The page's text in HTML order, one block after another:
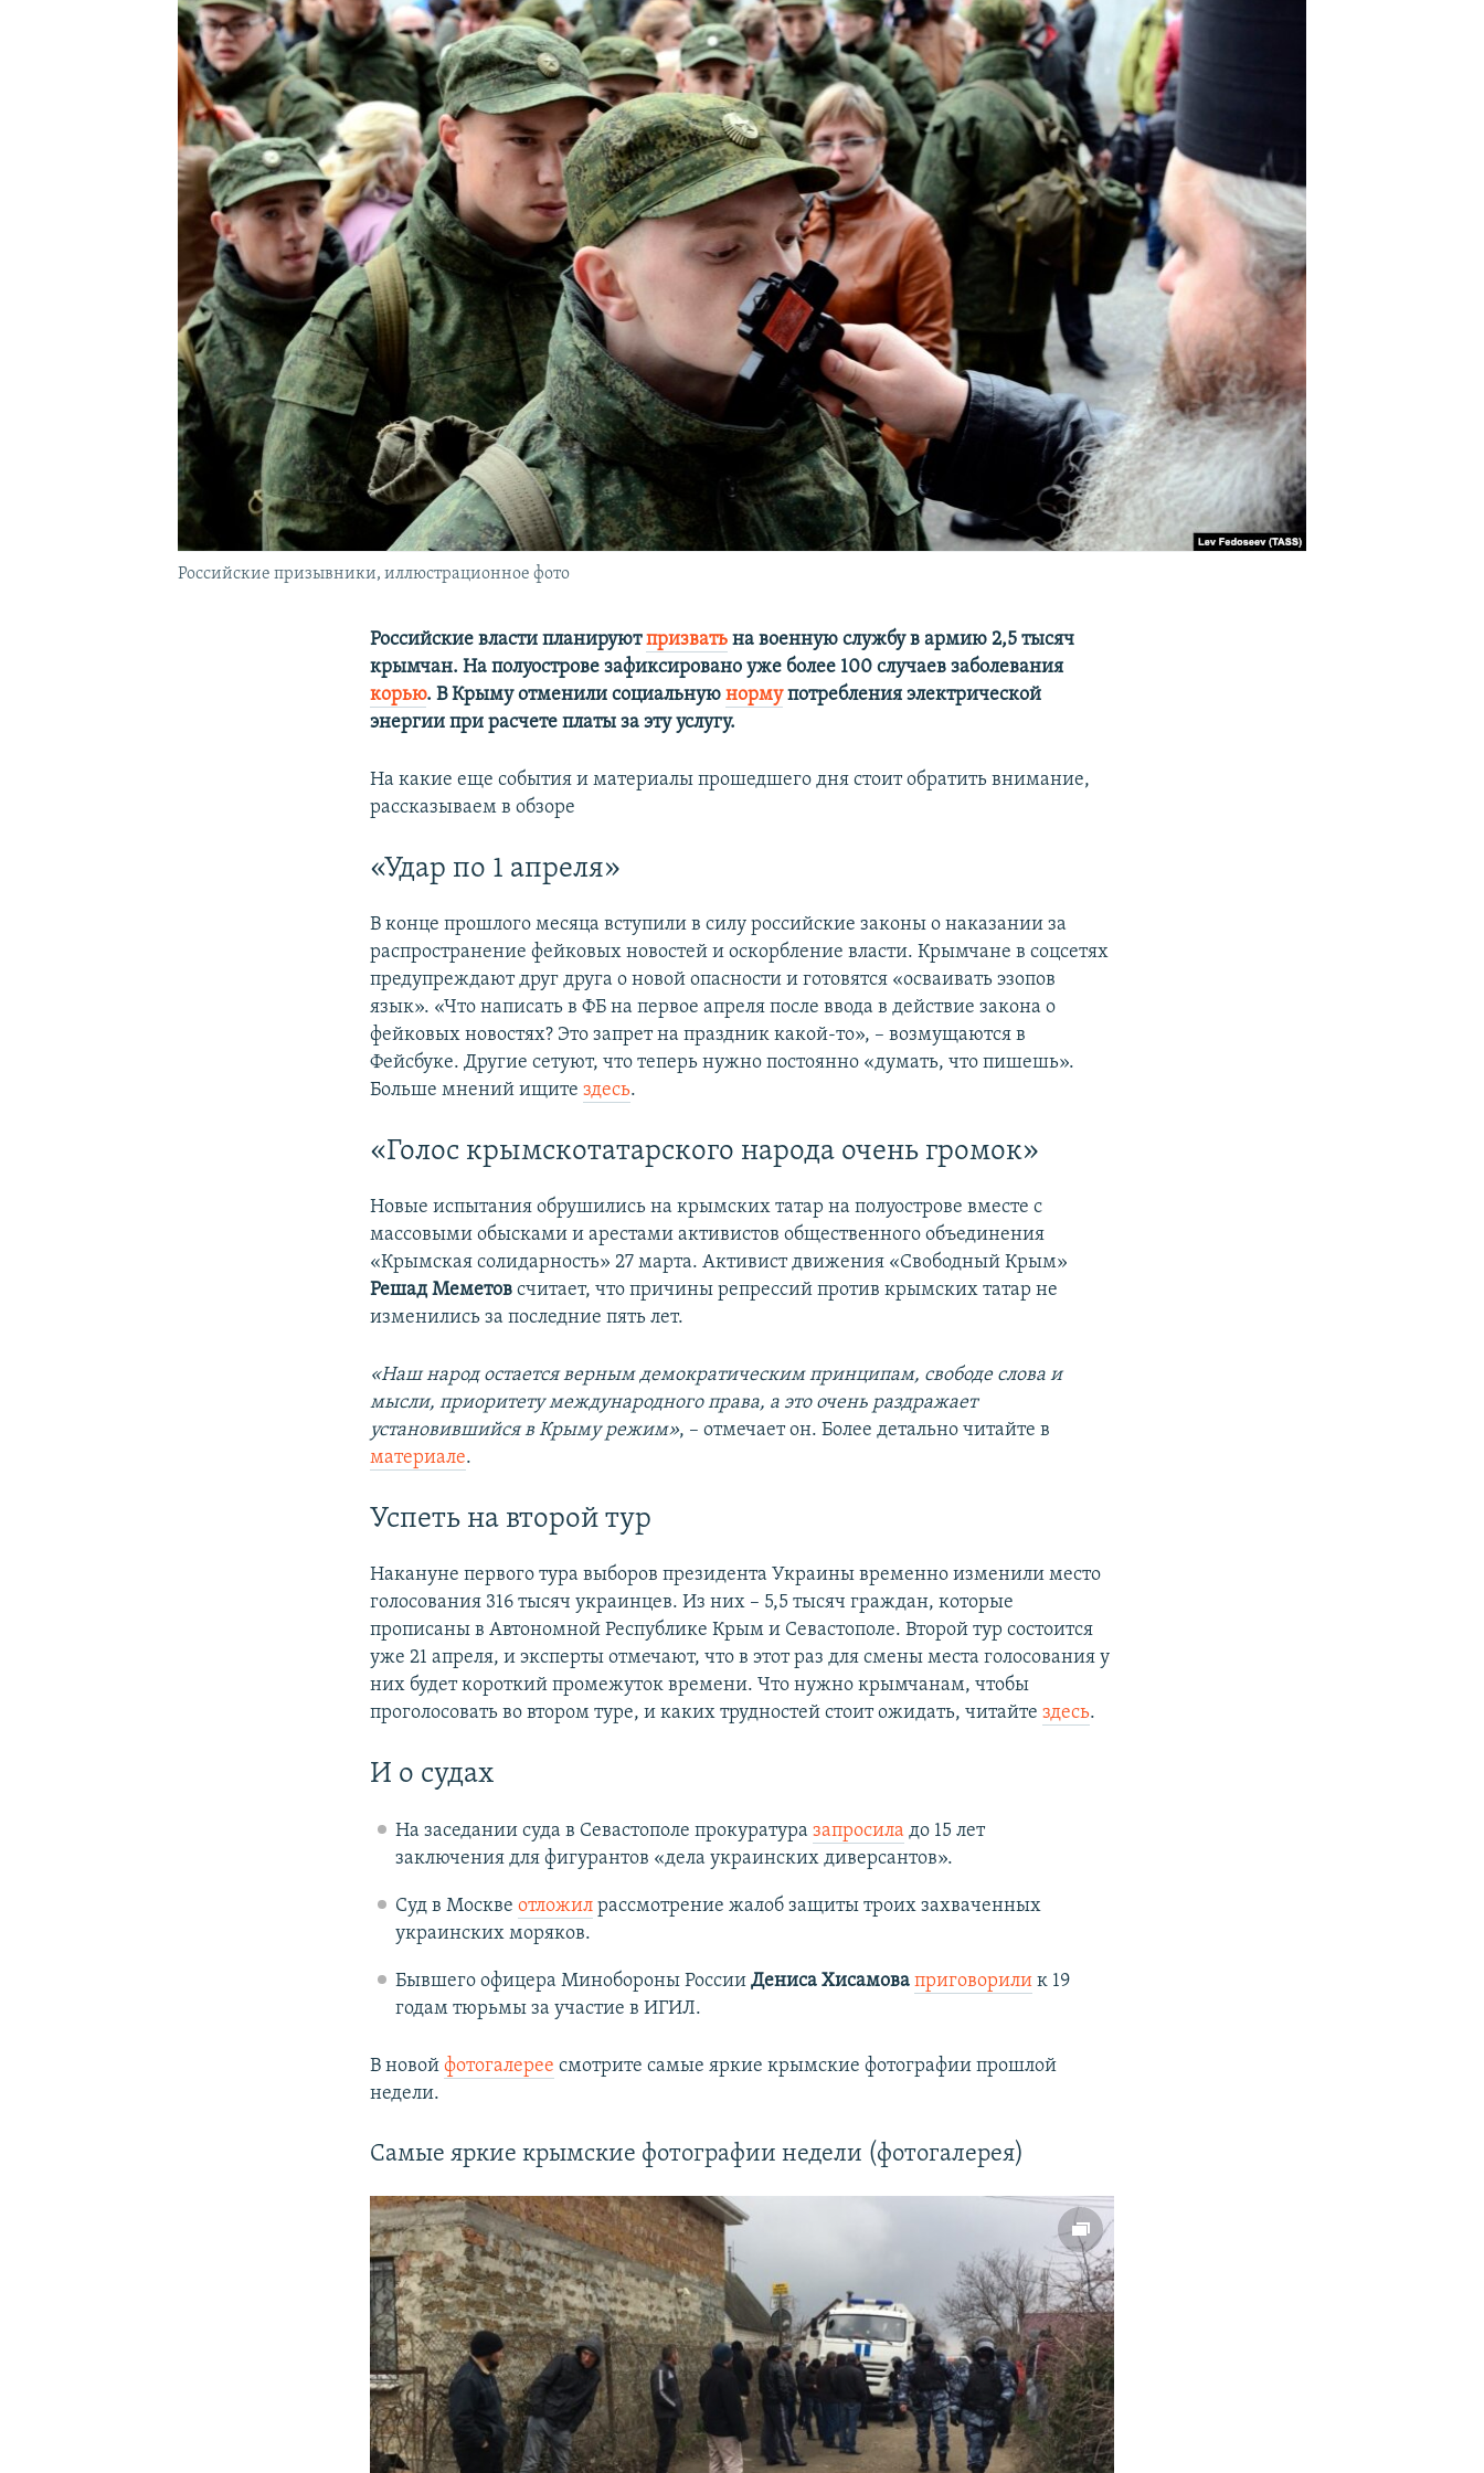
КРЫМ.НЕПОКОРЕННЫЙ
УКРАИНСКАЯ ПРОБЛЕМА КРЫМА
Российские призывники, иллюстрационное фото
Российские власти планируютпризвать на военную службу в армию 2,5 тысяч
крымчан. На полуострове зафиксировано уже более 100 случаев заболевания
корью. В Крыму отменили социальнуюнормупотребления электрической
энергии при расчете платы за эту услугу.
На какие еще события и материалы прошедшего дня стоит обратить внимание,
рассказываем в обзоре
«Удар по 1 апреля»
В конце прошлого месяца вступили в силу российские законы о наказании за
распространение фейковых новостей и оскорбление власти. Крымчане в соцсетях
предупреждают друг друга о новой опасности и готовятся «осваивать эзопов
язык». «Что написать в ФБ на первое апреля после ввода в действие закона о
фейковых новостях? Это запрет на праздник какой-то», – возмущаются в
Фейсбуке. Другие сетуют, что теперь нужно постоянно «думать, что пишешь».
Больше мнений ищитездесь.
«Голос крымскотатарского народа очень громок»
Новые испытания обрушились на крымских татар на полуострове вместе с
массовыми обысками и арестами активистов общественного объединения
«Крымская солидарность» 27 марта. Активист движения «Свободный Крым»
Решад Меметов считает, что причины репрессий против крымских татар не
изменились за последние пять лет.
«Наш народ остается верным демократическим принципам, свободе слова и
мысли, приоритету международного права, а это очень раздражает
установившийся в Крыму режим», – отмечает он. Более детально читайте в
материале.
Успеть на второй тур
Накануне первого тура выборов президента Украины временно изменили место
голосования 316 тысяч украинцев. Из них –​ 5,5 тысяч граждан, которые
прописаны в Автономной Республике Крым и Севастополе. Второй тур состоится
уже 21 апреля, и эксперты отмечают, что в этот раз для смены места голосования у
них будет короткий промежуток времени. Что нужно крымчанам, чтобы
проголосовать во втором туре, и каких трудностей стоит ожидать, читайтездесь.
И о судах
На заседании суда в Севастополе прокуратура запросила до 15 лет
заключения для фигурантов «дела украинских диверсантов».
Суд в Москве отложилрассмотрение жалоб защиты троих захваченных
украинских моряков.
Бывшего офицера Минобороны России Дениса Хисамова приговорилик 19
годам тюрьмы за участие в ИГИЛ.
В новойфотогалерее смотрите самые яркие крымские фотографии прошлой
недели.
Самые яркие крымские фотографии недели (фотогалерея)